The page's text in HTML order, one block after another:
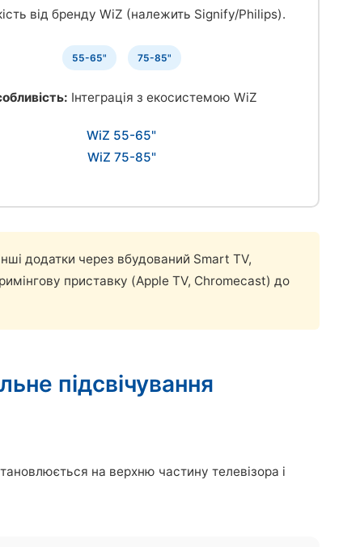
від бренду WiZ (належить Signify/Philips).
55-65" 75-85"
Інтеграція з екосистемою WiZ
WiZ 55-65"
WiZ 75-85"
додатки через вбудований Smart TV,
приставку (Apple TV, Chromecast) до
підсвічування
на верхню частину телевізора і